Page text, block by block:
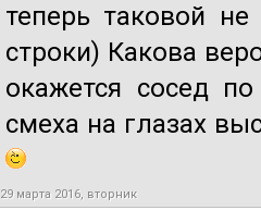
теперь таковой
строки) Какова
окажется сосед
смеха на глазах
29 марта 2016, вторник